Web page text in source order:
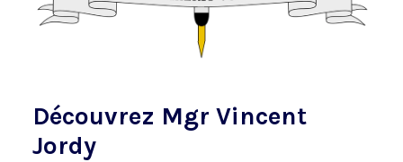
Découvrez Mgr Vincent
Jordy